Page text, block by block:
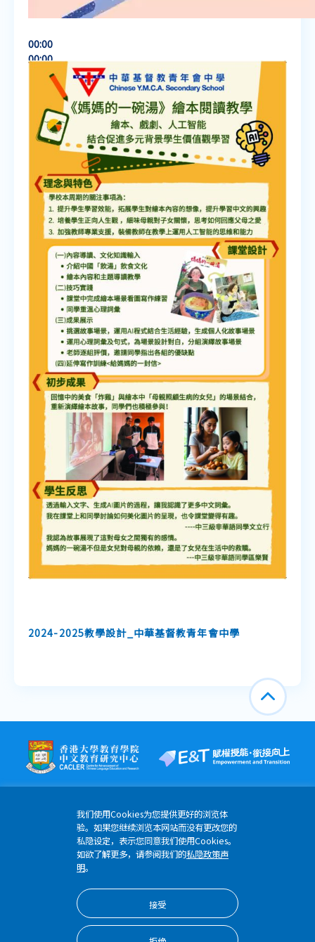
我们使用Cookies为您提供更好的浏览体
验。如果您继续浏览本网站而没有更改您的
私隐设定，表示您同意我们使用Cookies。
如欲了解更多，请参阅我们的私隐政策声
明。
接受
00:00
00:00
06:16
2024-2025教學設計_中華基督教青年會中學
香港薄扶林道香港大学明华综合大楼6楼608-613室
(852) 3917 4796
etomo@hku.hk
版权所有 © 2024 优质教育基金 香港大学教育学院